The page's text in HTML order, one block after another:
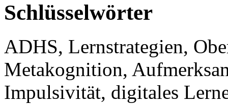
Schlüsselwörter
ADHS, Lernstrategien,
Metakognition,
Impulsivität, digitales